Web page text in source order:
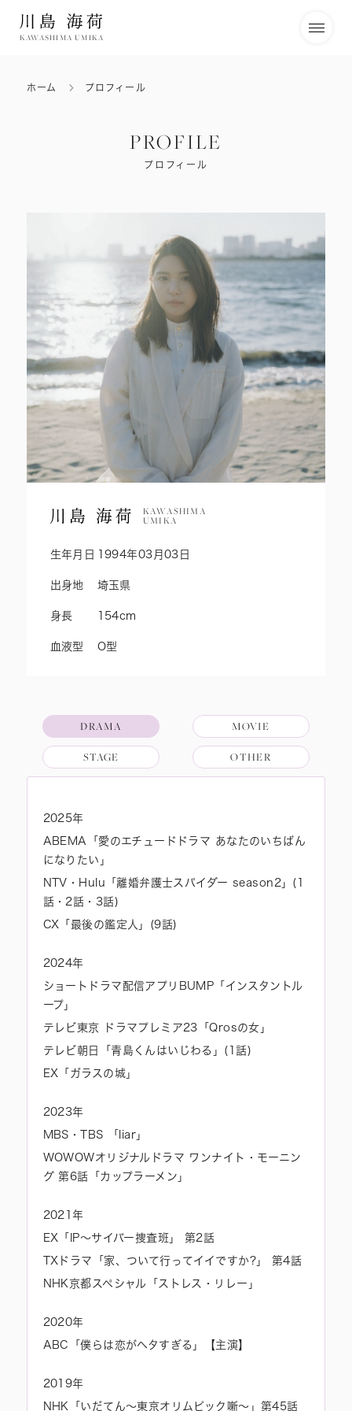
KAWASHIMA UMIKA
ホーム プロフィール
PROFILE
プロフィール
KAWASHIMA
UMIKA
生年月日 1994年03月03日
出身地 埼玉県
身長 154cm
血液型 O型
DRAMA MOVIE
STAGE OTHER
2025年
ABEMA「愛のエチュードドラマ あなたのいちばん
になりたい」
NTV・Hulu「離婚弁護士スパイダー season2」(1
話・2話・3話)
CX「最後の鑑定人」(9話)
2024年
ショートドラマ配信アプリBUMP「インスタントル
ープ」
テレビ東京 ドラマプレミア23「Qrosの女」
テレビ朝日「青島くんはいじわる」(1話)
EX「ガラスの城」
2023年
MBS・TBS 「liar」
WOWOWオリジナルドラマ ワンナイト・モーニン
グ 第6話「カップラーメン」
2021年
EX「IP～サイバー捜査班」 第2話
TXドラマ「家、ついて行ってイイですか?」 第4話
NHK京都スペシャル「ストレス・リレー」
2020年
ABC「僕らは恋がヘタすぎる」【主演】
2019年
NHK「いだてん～東京オリムピック噺～」第45話